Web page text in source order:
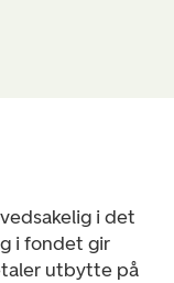
i det
i fondet gir
utbytte på